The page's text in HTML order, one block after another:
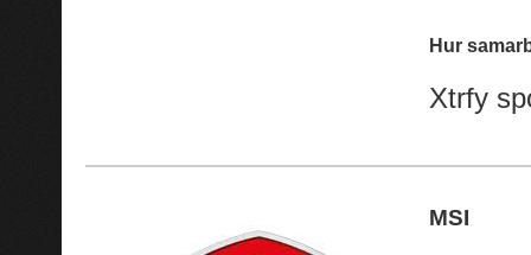
Hur
Xtrfy
MSI